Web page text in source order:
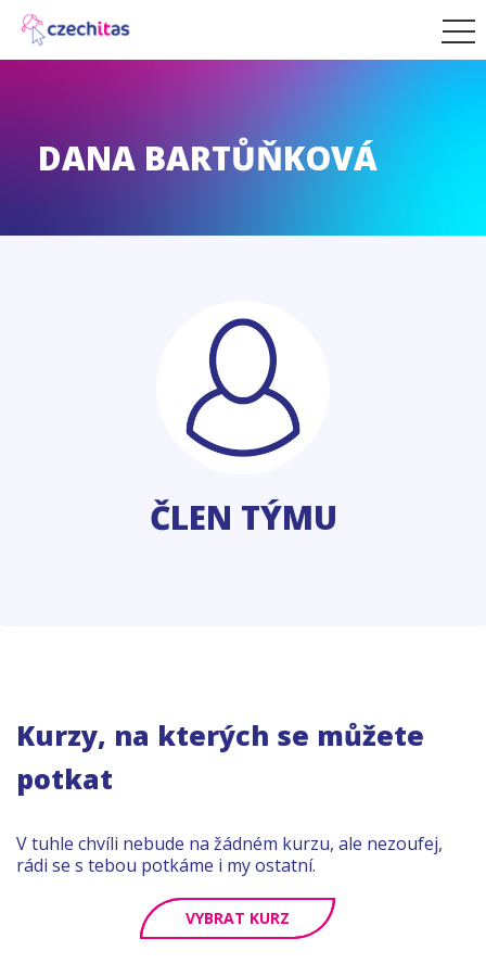
DANA BARTŮŇKOVÁ
ČLEN TÝMU
Kurzy, na kterých se můžete
potkat
V tuhle chvíli nebude na žádném kurzu, ale nezoufej,
rádi se s tebou potkáme i my ostatní.
VYBRAT KURZ